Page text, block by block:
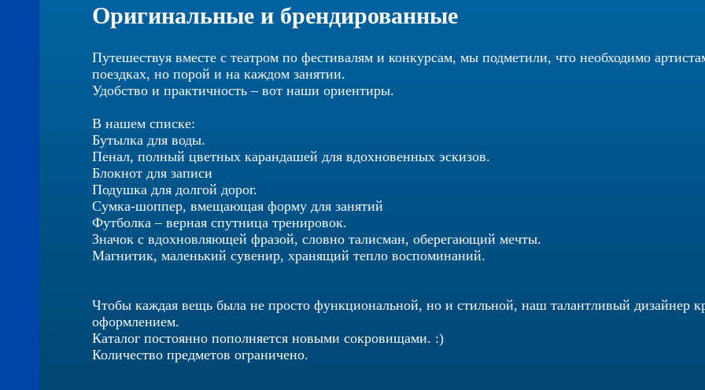
Оригинальные и брендированные
Путешествуя вместе с театром по фестивалям и конкурсам, мы подметили, что необходимо
поездках, но порой и на каждом занятии.
Удобство и практичность – вот наши ориентиры.
В нашем списке:
Бутылка для воды.
Пенал, полный цветных карандашей для вдохновенных эскизов.
Блокнот для записи
Подушка для долгой дорог.
Сумка-шоппер, вмещающая форму для занятий
Футболка – верная спутница тренировок.
Значок с вдохновляющей фразой, словно талисман, оберегающий мечты.
Магнитик, маленький сувенир, хранящий тепло воспоминаний.
Чтобы каждая вещь была не просто функциональной, но и стильной, наш талантливый дизайнер
оформлением.
Каталог постоянно пополняется новыми сокровищами. :)
Количество предметов ограничено.